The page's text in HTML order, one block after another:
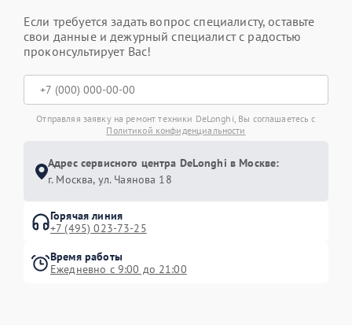
Если требуется задать вопрос специалисту, оставьте
свои данные и дежурный специалист с радостью
проконсультирует Вас!
Отправляя заявку на ремонт техники DeLonghi, Вы соглашаетесь с
Политикой конфиденциальности
Адрес сервисного центра DeLonghi в Москве:
г. Москва, ул. Чаянова 18
Горячая линия
+7 (495) 023-73-25
Время работы
Ежедневно с 9:00 до 21:00